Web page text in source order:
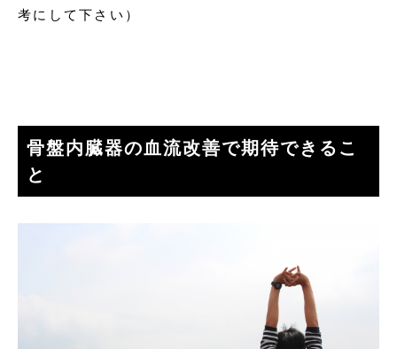
考にして下さい）
骨盤内臓器の血流改善で期待できるこ
と